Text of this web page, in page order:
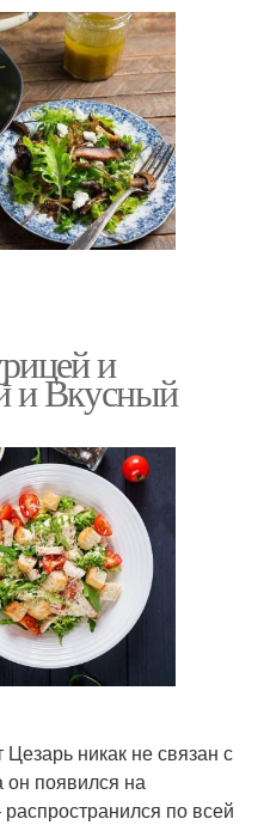
и
и Вкусный
никак не связан с
он появился на
по всей